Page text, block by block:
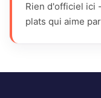
Rien d'officiel ici
plats qui aime